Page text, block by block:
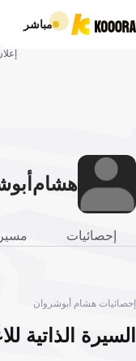
مباشر
هشام
إحصائيات
إحصائيات هشام أبوشروان
السيرة الذاتية